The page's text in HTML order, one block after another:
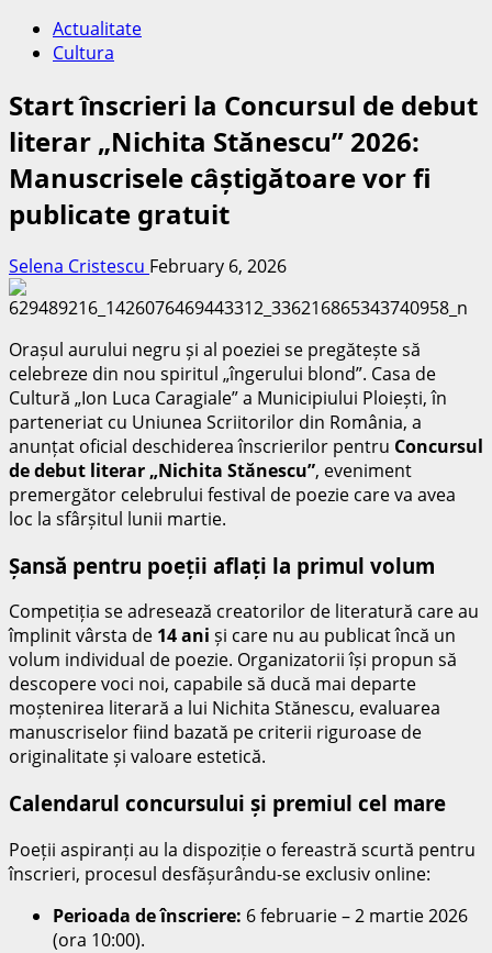
Actualitate
Cultura
Start înscrieri la Concursul de debut
literar „Nichita Stănescu” 2026:
Manuscrisele câștigătoare vor fi
publicate gratuit
Selena Cristescu February 6, 2026
Orașul aurului negru și al poeziei se pregătește să
celebreze din nou spiritul „îngerului blond”. Casa de
Cultură „Ion Luca Caragiale” a Municipiului Ploiești, în
parteneriat cu Uniunea Scriitorilor din România, a
anunțat oficial deschiderea înscrierilor pentru Concursul
de debut literar „Nichita Stănescu”, eveniment
premergător celebrului festival de poezie care va avea
loc la sfârșitul lunii martie.
Șansă pentru poeții aflați la primul volum
Competiția se adresează creatorilor de literatură care au
împlinit vârsta de 14 ani și care nu au publicat încă un
volum individual de poezie. Organizatorii își propun să
descopere voci noi, capabile să ducă mai departe
moștenirea literară a lui Nichita Stănescu, evaluarea
manuscriselor fiind bazată pe criterii riguroase de
originalitate și valoare estetică.
Calendarul concursului și premiul cel mare
Poeții aspiranți au la dispoziție o fereastră scurtă pentru
înscrieri, procesul desfășurându-se exclusiv online:
Perioada de înscriere: 6 februarie – 2 martie 2026
(ora 10:00).